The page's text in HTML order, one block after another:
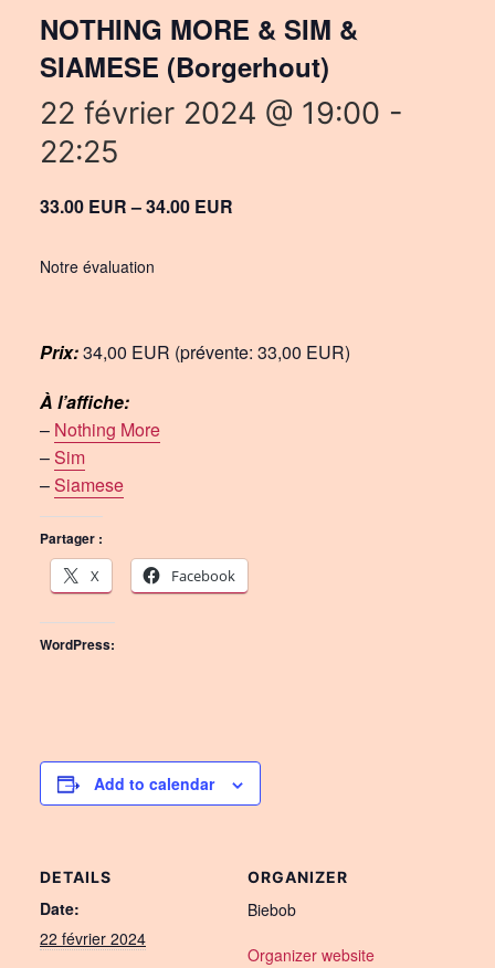
NOTHING MORE & SIM &
SIAMESE (Borgerhout)
22 février 2024 @ 19:00 -
22:25
33.00 EUR – 34.00 EUR
Notre évaluation
Prix:34,00 EUR (prévente: 33,00 EUR)
À l’affiche:
– Nothing More
–Sim
–Siamese
Partager :
X
Facebook
WordPress:
Add to calendar
DETAILS
Date:
22 février 2024
ORGANIZER
Biebob
Organizer website